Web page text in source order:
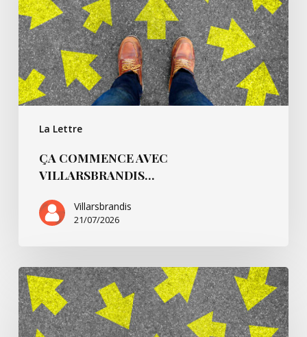
La Lettre
ÇA COMMENCE AVEC
VILLARSBRANDIS…
Villarsbrandis
21/07/2026
Ça
commence
pour…
André